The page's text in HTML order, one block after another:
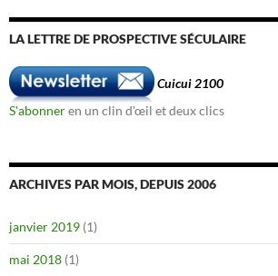
LA LETTRE DE PROSPECTIVE SÉCULAIRE
Cuicui 2100
S'abonneren un clin d'œil et deux clics
ARCHIVES PAR MOIS, DEPUIS 2006
janvier 2019 (1)
mai 2018 (1)